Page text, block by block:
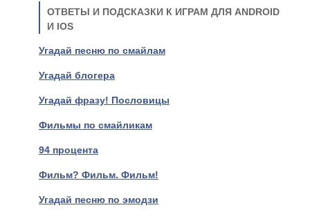
ОТВЕТЫ И ПОДСКАЗКИ К ИГРАМ ДЛЯ ANDROID
И IOS
Угадай песню по смайлам
Угадай блогера
Угадай фразу! Пословицы
Фильмы по смайликам
94 процента
Фильм? Фильм. Фильм!
Угадай песню по эмодзи